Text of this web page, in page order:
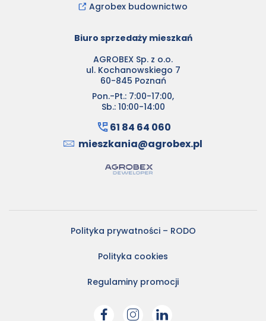
Agrobex budownictwo
Biuro sprzedaży mieszkań
AGROBEX Sp. z o.o.
ul. Kochanowskiego 7
60-845 Poznań
Pon.-Pt.: 7:00-17:00,
Sb.: 10:00-14:00
61 84 64 060
mieszkania@agrobex.pl
Polityka prywatności – RODO
Polityka cookies
Regulaminy promocji